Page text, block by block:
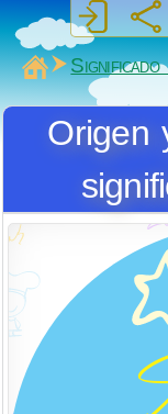
MiSabueso
Significado
Origen